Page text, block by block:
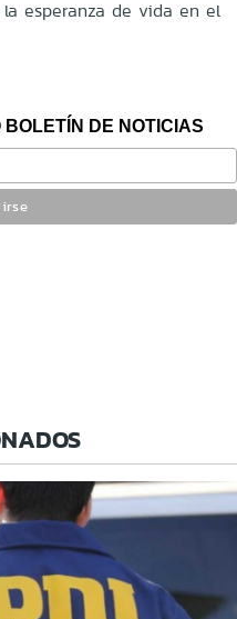
esperanza de vida en el
DE NOTICIAS